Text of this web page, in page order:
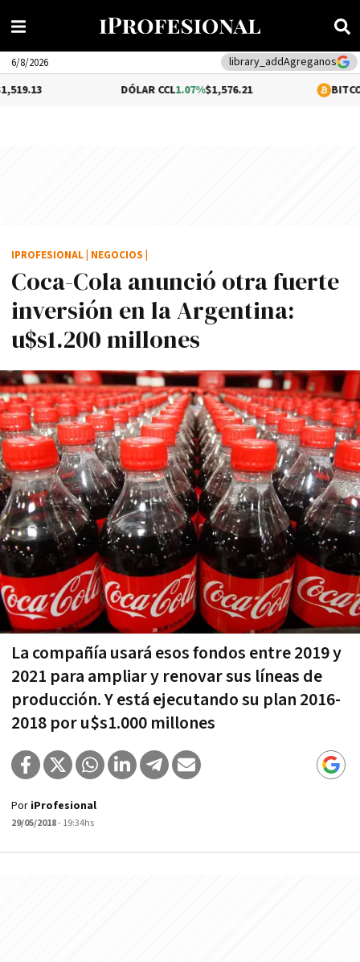
library_addAgreganos
6/8/2026
1.07%$1,576.21 0.29%
Coca-Cola anunció otra fuerte
inversión en la Argentina:
u$s1.200 millones
La compañía usará esos fondos entre 2019 y
2021 para ampliar y renovar sus líneas de
producción. Y está ejecutando su plan 2016-
2018 por u$s1.000 millones
IPROFESIONAL NEGOCIOS
Por iProfesional
29/05/2018- 19:34hs